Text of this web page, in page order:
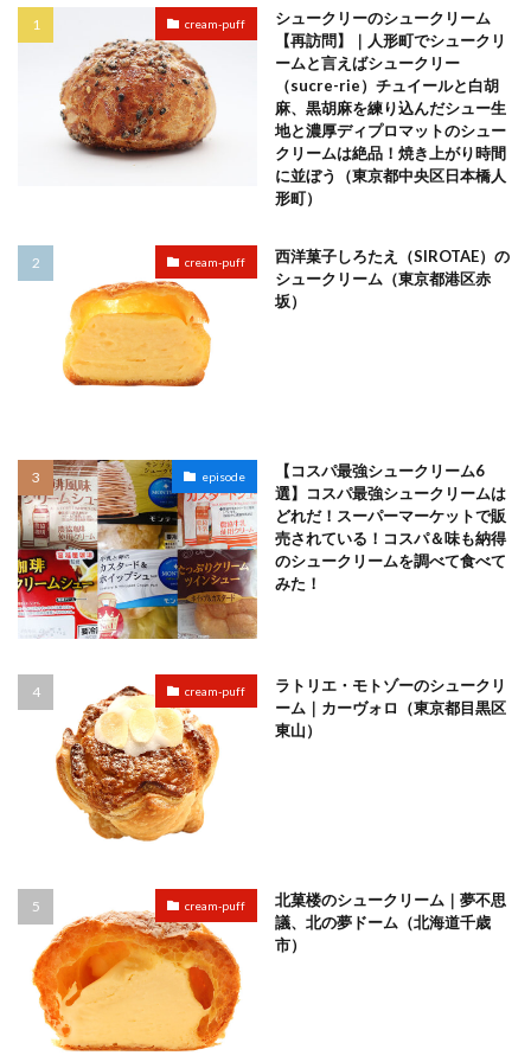
cream-puff
シュークリーのシュークリーム
【再訪問】｜人形町でシュークリ
ームと言えばシュークリー
（sucre-rie）チュイールと白胡
麻、黒胡麻を練り込んだシュー生
地と濃厚ディプロマットのシュー
クリームは絶品！焼き上がり時間
に並ぼう（東京都中央区日本橋人
形町）
cream-puff
西洋菓子しろたえ（SIROTAE）の
シュークリーム（東京都港区赤
坂）
episode
【コスパ最強シュークリーム6
選】コスパ最強シュークリームは
どれだ！スーパーマーケットで販
売されている！コスパ＆味も納得
のシュークリームを調べて食べて
みた！
cream-puff
ラトリエ・モトゾーのシュークリ
ーム｜カーヴォロ（東京都目黒区
東山）
cream-puff
北菓楼のシュークリーム｜夢不思
議、北の夢ドーム（北海道千歳
市）